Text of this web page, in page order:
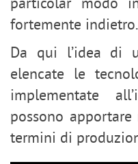
fortemente indietro.
Da qui l’idea di
elencate le
implementate
possono
termini di